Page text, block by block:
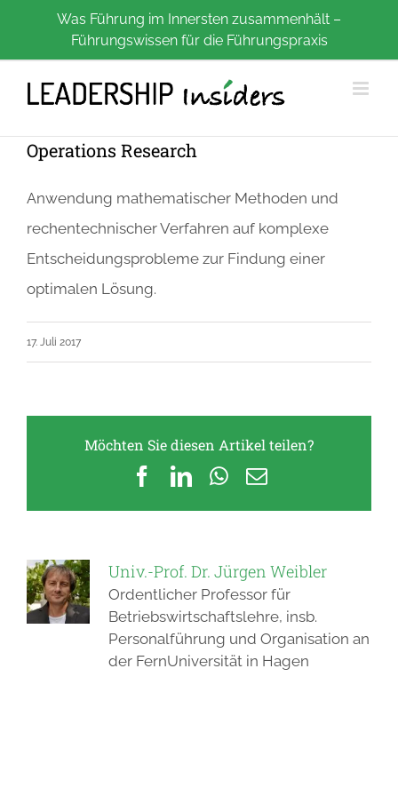
Was Führung im Innersten zusammenhält –
Führungswissen für die Führungspraxis
Operations Research
Anwendung mathematischer Methoden und
rechentechnischer Verfahren auf komplexe
Entscheidungsprobleme zur Findung einer
optimalen Lösung.
17. Juli 2017
Möchten Sie diesen Artikel teilen?
Facebook
LinkedIn
WhatsApp
E-
Univ.-Prof. Dr. Jürgen Weibler
Ordentlicher Professor für
Betriebswirtschaftslehre, insb.
Personalführung und Organisation an
der FernUniversität in Hagen